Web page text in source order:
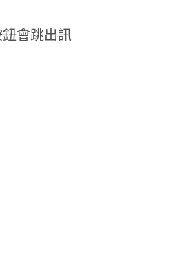
會跳出訊